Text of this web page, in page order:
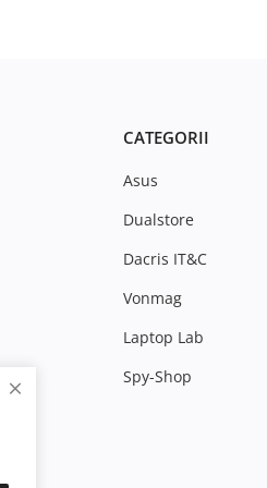
CATEGORII
Asus
Dualstore
Dacris IT&C
Vonmag
Laptop Lab
Spy-Shop